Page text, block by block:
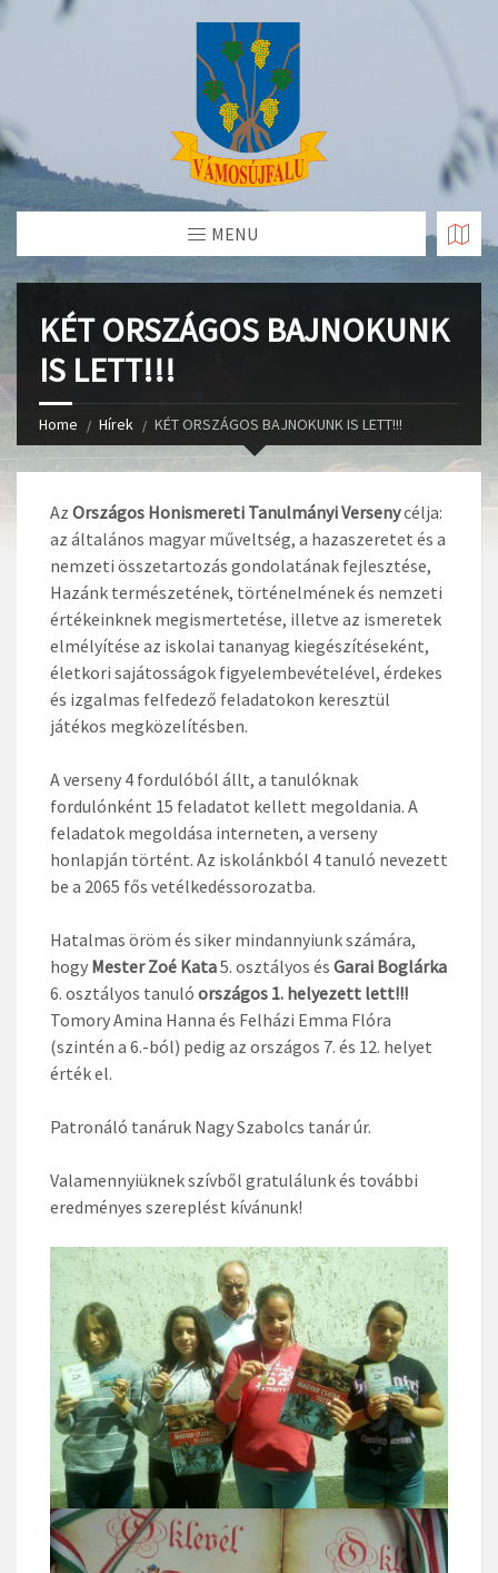
Skip
MENU
KÉT ORSZÁGOS BAJNOKUNK
IS LETT!!!
Home Hírek KÉT ORSZÁGOS BAJNOKUNK IS LETT!!!
Az Országos Honismereti Tanulmányi Versenycélja:
az általános magyar műveltség, a hazaszeretet és a
nemzeti összetartozás gondolatának fejlesztése,
Hazánk természetének, történelmének és nemzeti
értékeinknek megismertetése, illetve az ismeretek
elmélyítése az iskolai tananyag kiegészítéseként,
életkori sajátosságok figyelembevételével, érdekes
és izgalmas felfedező feladatokon keresztül
játékos megközelítésben.
A verseny 4 fordulóból állt, a tanulóknak
fordulónként 15 feladatot kellett megoldania. A
feladatok megoldása interneten, a verseny
honlapján történt. Az iskolánkból 4 tanuló nevezett
be a 2065 fős vetélkedéssorozatba.
Hatalmas öröm és siker mindannyiunk számára,
hogy Mester Zoé Kata5. osztályos és Garai Boglárka
6. osztályos tanuló országos 1. helyezett lett!!!
Tomory Amina Hanna és Felházi Emma Flóra
(szintén a 6.-ból) pedig az országos 7. és 12. helyet
érték el.
Patronáló tanáruk Nagy Szabolcs tanár úr.
Valamennyiüknek szívből gratulálunk és további
eredményes szereplést kívánunk!